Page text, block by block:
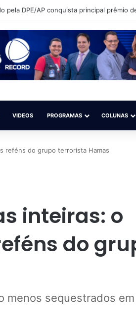
pela DPE/AP conquista principal prêmio
VIDEOS PROGRAMAS COLUNAS
reféns do grupo terrorista Hamas
inteiras: o
do
menos sequestrados